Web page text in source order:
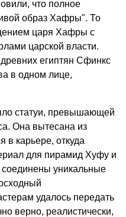
что полное
образ Хафры". То
царя Хафры с
царской власти.
египтян Сфинкс
в одном лице,
статуи, превышающей
Она вытесана из
в карьере, откуда
для пирамид Хуфу и
уникальные
удалось передать
верно, реалистически,